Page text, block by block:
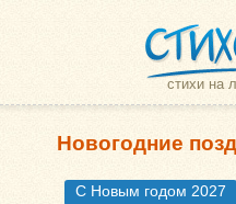
стихи на
Новогодние
С Новым годом 2027